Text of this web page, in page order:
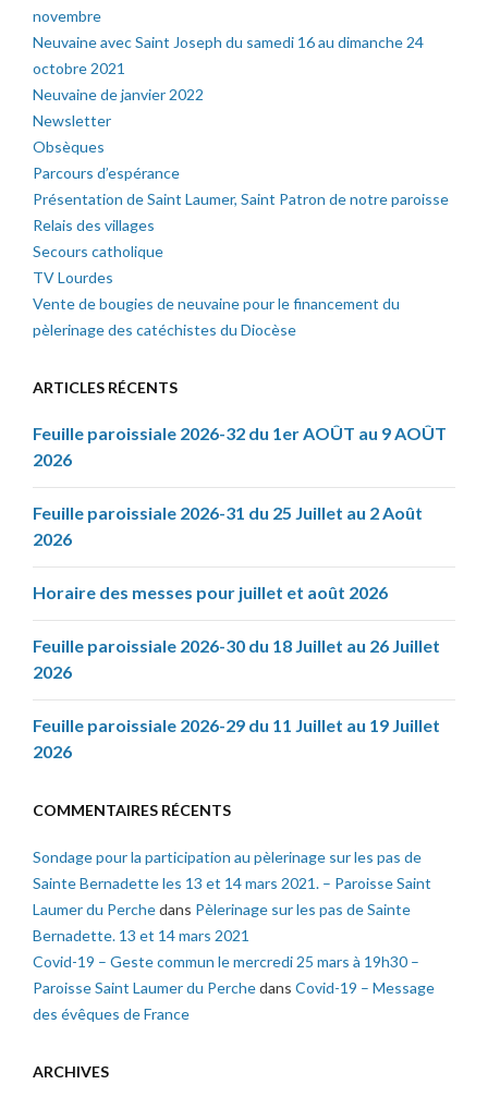
novembre
Neuvaine avec Saint Joseph du samedi 16 au dimanche 24
octobre 2021
Neuvaine de janvier 2022
Newsletter
Obsèques
Parcours d’espérance
Présentation de Saint Laumer, Saint Patron de notre paroisse
Relais des villages
Secours catholique
TV Lourdes
Vente de bougies de neuvaine pour le financement du
pèlerinage des catéchistes du Diocèse
ARTICLES RÉCENTS
Feuille paroissiale 2026-32 du 1er AOÛT au 9 AOÛT
2026
Feuille paroissiale 2026-31 du 25 Juillet au 2 Août
2026
Horaire des messes pour juillet et août 2026
Feuille paroissiale 2026-30 du 18 Juillet au 26 Juillet
2026
Feuille paroissiale 2026-29 du 11 Juillet au 19 Juillet
2026
COMMENTAIRES RÉCENTS
Sondage pour la participation au pèlerinage sur les pas de
Sainte Bernadette les 13 et 14 mars 2021. – Paroisse Saint
Laumer du Perchedans Pèlerinage sur les pas de Sainte
Bernadette. 13 et 14 mars 2021
Covid-19 – Geste commun le mercredi 25 mars à 19h30 –
Paroisse Saint Laumer du Perchedans Covid-19 – Message
des évêques de France
ARCHIVES